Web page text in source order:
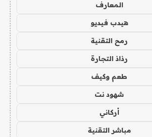
المعارف
هيدب فيديو
رمح التقنية
رذاذ التجارة
طعم وكيف
شهود نت
أركاني
مباشر التقنية